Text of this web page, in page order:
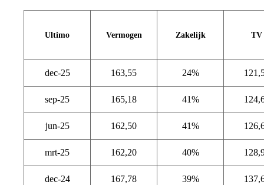
Ultimo Vermogen Zakelijk TV
dec-25 163,55 24%
sep-25 165,18 41%
jun-25 162,50 41%
mrt-25 162,20 40%
dec-24 167,78 39%